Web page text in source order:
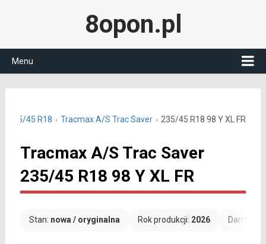
8opon.pl
Menu
235/45 R18 Tracmax A/S Trac Saver 235/45 R18 98 Y XL FR
Tracmax A/S Trac Saver
235/45 R18 98 Y XL FR
Stan: nowa / oryginalna Rok produkcji: 2026